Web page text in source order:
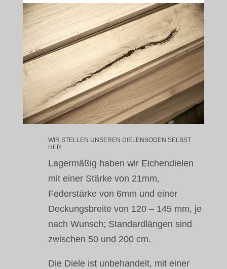
WIR STELLEN UNSEREN DIELENBODEN SELBST
HER
Lagermäßig haben wir Eichendielen
mit einer Stärke von 21mm,
Federstärke von 6mm und einer
Deckungsbreite von 120 – 145 mm, je
nach Wunsch; Standardlängen sind
zwischen 50 und 200 cm.
Die Diele ist unbehandelt, mit einer